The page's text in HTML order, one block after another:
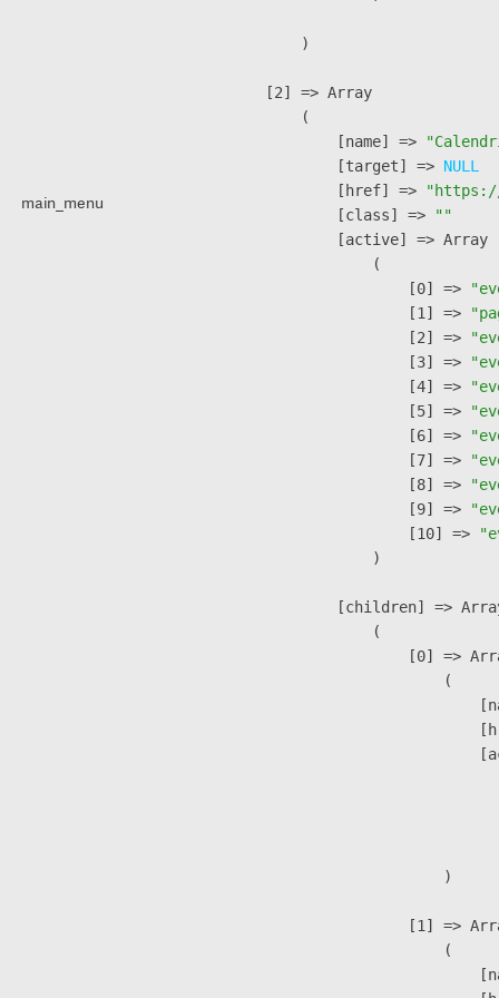
main_menu
        )
    [2] => Array
        (
            [name] =>
            [target] =>
NULL
            [href] =>
            [class] =>
""
            [active] => Array
                (
                    [0] =>
                    [1] =>
                    [2] =>
                    [3] =>
                    [4] =>
                    [5] =>
                    [6] =>
                    [7] =>
                    [8] =>
                    [9] =>
                    [10] =>
                )
[children] =>
                (
[0] =>
                        (
                        )
[1] =>
                        (